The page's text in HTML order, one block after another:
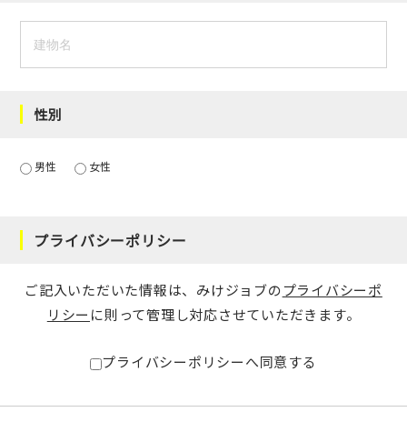
性別
男性 女性
プライバシーポリシー
ご記入いただいた情報は、みけジョブのプライバシーポ
リシー に則って管理し対応させていただきます。
プライバシーポリシーへ同意する